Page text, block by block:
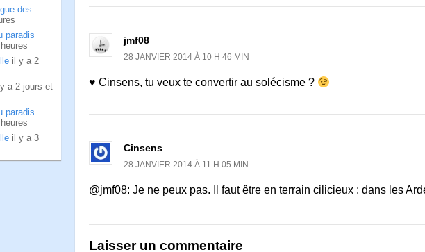
des
paradis
il y a 2
a 2 jours et
paradis
il y a 3
jmf08
28 JANVIER 2014 À 10 H 46 MIN
♥ Cinsens, tu veux te convertir au solécisme ?
Cinsens
28 JANVIER 2014 À 11 H 05 MIN
@jmf08: Je ne peux pas. Il faut être en terrain cilicieux : dans les
Laisser un commentaire